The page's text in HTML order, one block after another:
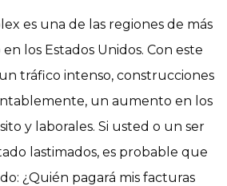
es una de las regiones de más
los Estados Unidos. Con este
tráfico intenso, construcciones
un aumento en los
y laborales. Si usted o un ser
lastimados, es probable que
¿Quién pagará mis facturas